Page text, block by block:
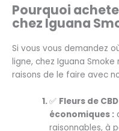
Pourquoi
chez Iguana
Si vous vous demandez
ligne, chez Iguana Smoke
raisons de le faire avec
✅ Fleurs de
économiques :
raisonnables, à